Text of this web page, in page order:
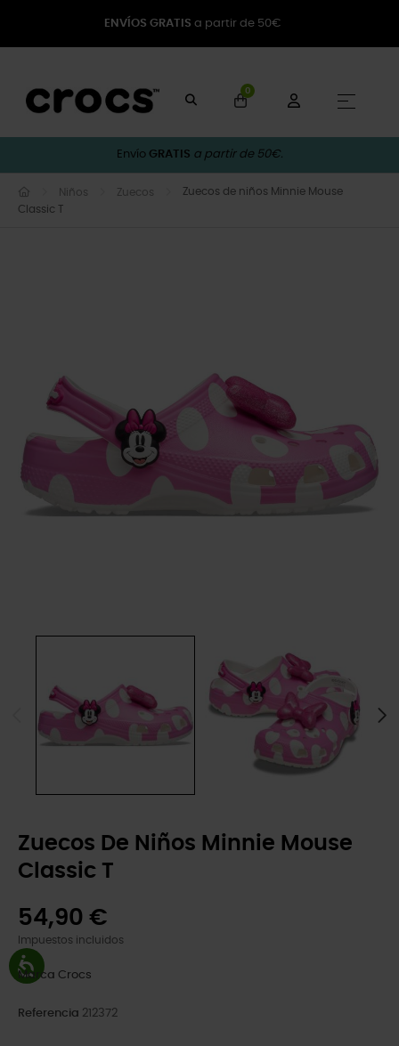
ENVÍOS GRATIS a partir de 50€
0
☰
Envío GRATIS a partir de 50€.
Niños Zuecos
Zuecos de niños Minnie Mouse
Classic T
Zuecos De Niños Minnie Mouse
Classic T
54,90 €
Impuestos incluidos
Marca Crocs
Referencia 212372